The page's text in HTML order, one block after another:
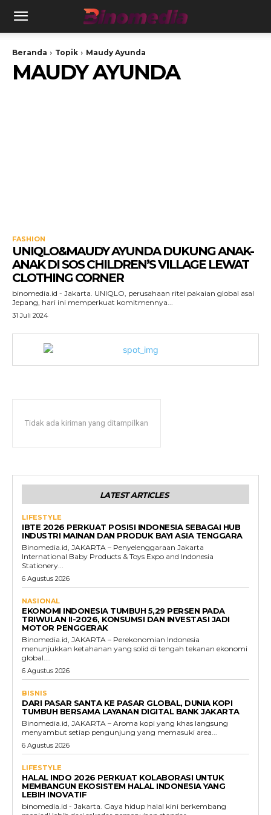
Beranda Topik Maudy Ayunda
MAUDY AYUNDA
FASHION
UNIQLO&MAUDY AYUNDA DUKUNG ANAK-
ANAK DI SOS CHILDREN’S VILLAGE LEWAT
CLOTHING CORNER
binomedia.id - Jakarta. UNIQLO, perusahaan ritel pakaian global asal
Jepang, hari ini memperkuat komitmennya...
31 Juli 2024
Tidak ada kiriman yang ditampilkan
LATEST ARTICLES
LIFESTYLE
IBTE 2026 PERKUAT POSISI INDONESIA SEBAGAI HUB
INDUSTRI MAINAN DAN PRODUK BAYI ASIA TENGGARA
Binomedia.id, JAKARTA – Penyelenggaraan Jakarta
International Baby Products & Toys Expo and Indonesia
Stationery...
6 Agustus 2026
NASIONAL
EKONOMI INDONESIA TUMBUH 5,29 PERSEN PADA
TRIWULAN II-2026, KONSUMSI DAN INVESTASI JADI
MOTOR PENGGERAK
Binomedia.id, JAKARTA – Perekonomian Indonesia
menunjukkan ketahanan yang solid di tengah tekanan ekonomi
global....
6 Agustus 2026
BISNIS
DARI PASAR SANTA KE PASAR GLOBAL, DUNIA KOPI
TUMBUH BERSAMA LAYANAN DIGITAL BANK JAKARTA
Binomedia.id, JAKARTA – Aroma kopi yang khas langsung
menyambut setiap pengunjung yang memasuki area...
6 Agustus 2026
LIFESTYLE
HALAL INDO 2026 PERKUAT KOLABORASI UNTUK
MEMBANGUN EKOSISTEM HALAL INDONESIA YANG
LEBIH INOVATIF
binomedia.id - Jakarta. Gaya hidup halal kini berkembang